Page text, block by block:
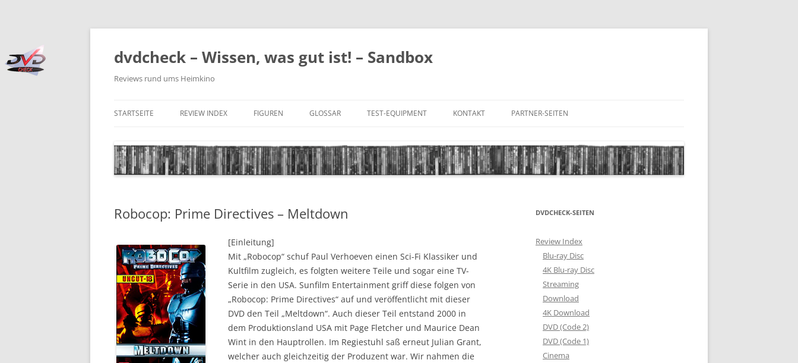
Zum
springen
dvdcheck – Wissen, was gut ist! – Sandbox
Reviews rund ums Heimkino
STARTSEITE REVIEW INDEX
4K BLU-RAY DISC
DOWNLOAD
DVD (CODE 2)
DVD (CODE 1)
CINEMA
GAMES
HD-DVD
FIGUREN GLOSSAR
BILD & TON
UNTERTITEL-TYPEN
TEST-EQUIPMENT KONTAKT
IMPRESSUM
PARTNER-SEITEN
Robocop: Prime Directives – Meltdown
[Einleitung]
Mit „Robocop“ schuf Paul Verhoeven einen Sci-Fi Klassiker und
Kultfilm zugleich, es folgten weitere Teile und sogar eine TV-
Serie in den USA. Sunfilm Entertainment griff diese folgen von
„Robocop: Prime Directives“ auf und veröffentlicht mit dieser
DVD den Teil „Meltdown“. Auch dieser Teil entstand 2000 in
dem Produktionsland USA mit Page Fletcher und Maurice Dean
Wint in den Hauptrollen. Im Regiestuhl saß erneut Julian Grant,
welcher auch gleichzeitig der Produzent war. Wir nahmen die
DVDCHECK-SEITEN
Review Index
Blu-ray Disc
4K Blu-ray Disc
Streaming
Download
4K Download
DVD (Code 2)
DVD (Code 1)
Cinema